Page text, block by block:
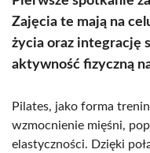
Zajęcia te mają na
życia oraz integrację
aktywność fizyczną
Pilates, jako forma
wzmocnienie mięśni,
elastyczności. Dzięki